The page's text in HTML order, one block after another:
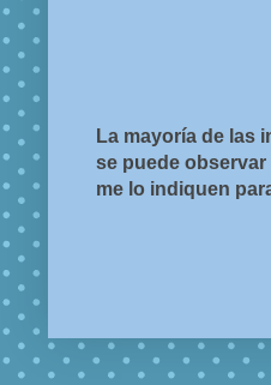
La mayoría de las
se puede
me lo indiquen